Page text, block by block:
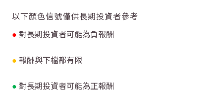
以下顏色信號僅供長期投資者參考
● 對長期投資者可能為負報酬
● 報酬與下檔都有限
● 對長期投資者可能為正報酬